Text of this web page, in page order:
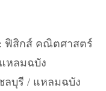
ฟิสิกส์ คณิตศาสตร์
หลมฉบัง
ลบุรี / แหลมฉบัง